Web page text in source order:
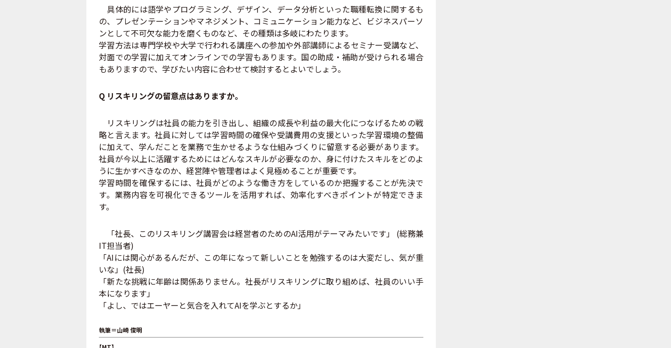
具体的には語学やプログラミング、デザイン、データ分析といった職種転換に関するも
の、プレゼンテーションやマネジメント、コミュニケーション能力など、ビジネスパーソ
ンとして不可欠な能力を磨くものなど、その種類は多岐にわたります。
学習方法は専門学校や大学で行われる講座への参加や外部講師によるセミナー受講など、
対面での学習に加えてオンラインでの学習もあります。国の助成・補助が受けられる場合
もありますので、学びたい内容に合わせて検討するとよいでしょう。
Q リスキリングの留意点はありますか。
リスキリングは社員の能力を引き出し、組織の成長や利益の最大化につなげるための戦
略と言えます。社員に対しては学習時間の確保や受講費用の支援といった学習環境の整備
に加えて、学んだことを業務で生かせるような仕組みづくりに留意する必要があります。
社員が今以上に活躍するためにはどんなスキルが必要なのか、身に付けたスキルをどのよ
うに生かすべきなのか、経営陣や管理者はよく見極めることが重要です。
学習時間を確保するには、社員がどのような働き方をしているのか把握することが先決で
す。業務内容を可視化できるツールを活用すれば、効率化すべきポイントが特定できま
す。
「社長、このリスキリング講習会は経営者のためのAI活用がテーマみたいです」 (総務兼
IT担当者)
「AIには関心があるんだが、この年になって新しいことを勉強するのは大変だし、気が重
いな」(社長)
「新たな挑戦に年齢は関係ありません。社長がリスキリングに取り組めば、社員のいい手
本になります」
「よし、ではエーヤーと気合を入れてAIを学ぶとするか」
執筆＝山崎 俊明